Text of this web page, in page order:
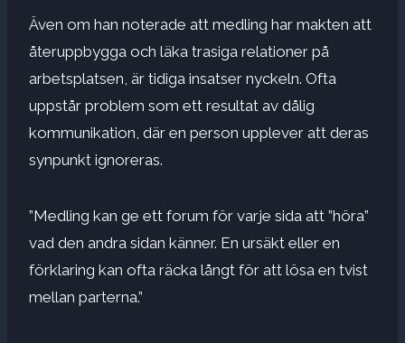
Även om han noterade att medling har makten att
återuppbygga och läka trasiga relationer på
arbetsplatsen, är tidiga insatser nyckeln. Ofta
uppstår problem som ett resultat av dålig
kommunikation, där en person upplever att deras
synpunkt ignoreras.
”Medling kan ge ett forum för varje sida att ”höra”
vad den andra sidan känner. En ursäkt eller en
förklaring kan ofta räcka långt för att lösa en tvist
mellan parterna.”